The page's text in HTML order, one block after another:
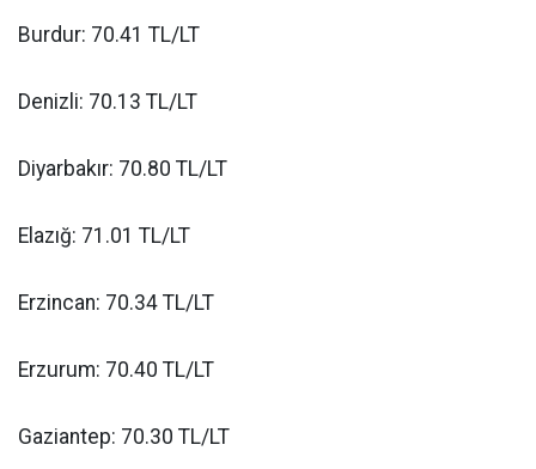
Burdur: 70.41 TL/LT
Denizli: 70.13 TL/LT
Diyarbakır: 70.80 TL/LT
Elazığ: 71.01 TL/LT
Erzincan: 70.34 TL/LT
Erzurum: 70.40 TL/LT
Gaziantep: 70.30 TL/LT